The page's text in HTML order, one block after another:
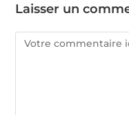
Laisser un